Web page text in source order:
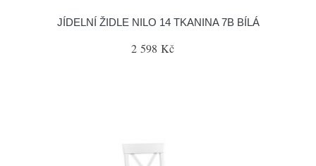
JÍDELNÍ ŽIDLE NILO 14 TKANINA 7B BÍLÁ
2 598 Kč